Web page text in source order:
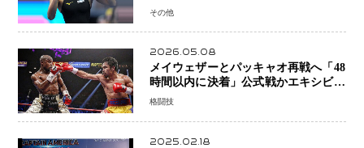
糧に、28年ロサンゼルス五輪へ再始動
その他
2026.05.08
メイウェザーとパッキャオ再戦へ「48
時間以内に決着」公式戦かエキシビシ
ョンか混迷続く
格闘技
2025.02.18